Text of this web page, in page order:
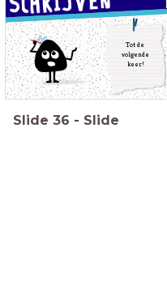
Tot de
volgende
keer!
Slide 36 - Slide